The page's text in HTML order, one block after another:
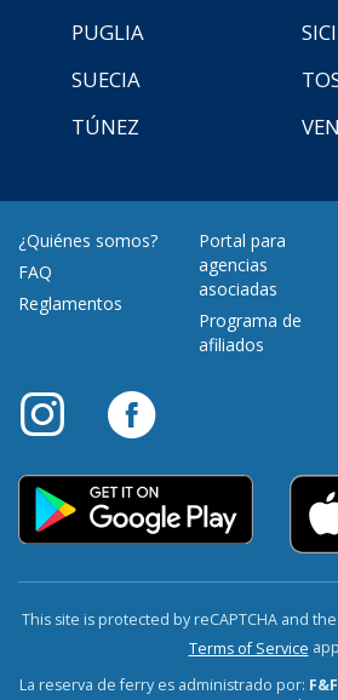
PUGLIA
SUECIA
TÚNEZ
¿Quiénes somos?
FAQ
Reglamentos
Portal para
agencias
asociadas
Programa de
afiliados
This site is protected by reCAPTCHA and
Terms of Service
La reserva de ferry es administrado por: